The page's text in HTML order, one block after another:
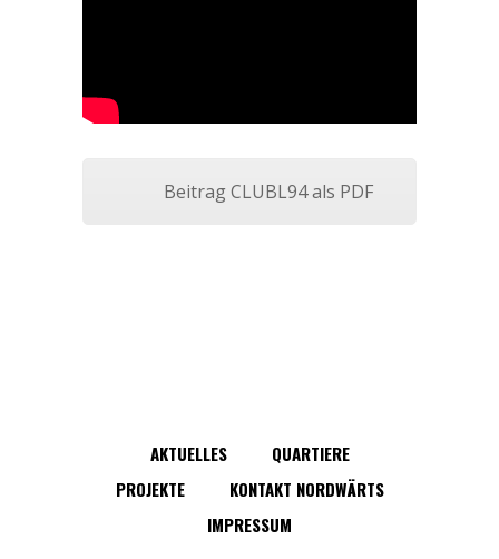
Beitrag CLUBL94 als PDF
AKTUELLES
QUARTIERE
PROJEKTE
KONTAKT NORDWÄRTS
IMPRESSUM